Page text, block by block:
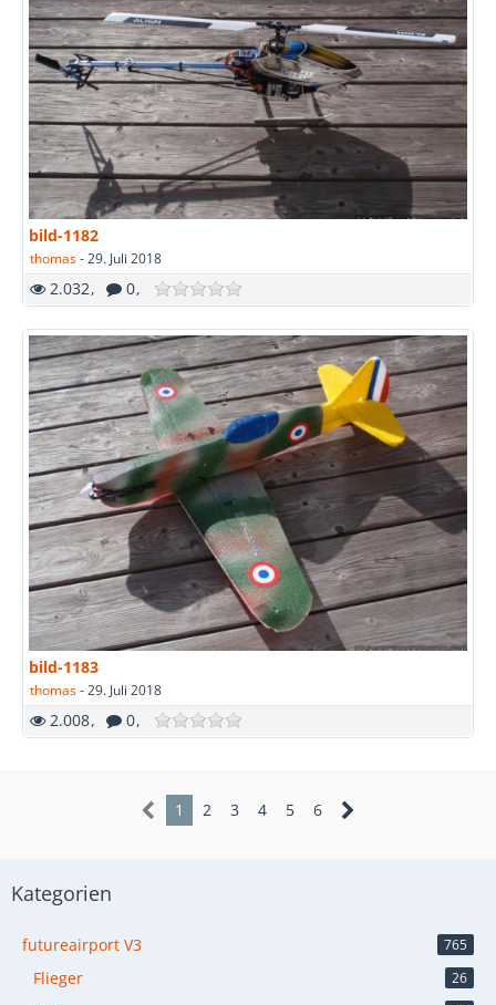
bild-1182
thomas-29. Juli 2018
2.032 0
bild-1183
thomas-29. Juli 2018
2.008 0
1 2 3 4 5 6
Kategorien
futureairport V3 765
Flieger 26